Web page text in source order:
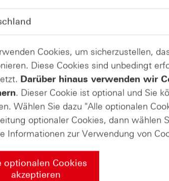
Cookies, um sicherzustellen,
Diese Cookies sind unbedingt
Darüber hinaus verwenden wir
. Dieser Cookie ist optional und Sie
Wählen Sie dazu "Alle optionalen
optionaler Cookies, dann wählen
Informationen zur Verwendung von
optionalen Cookies
akzeptieren